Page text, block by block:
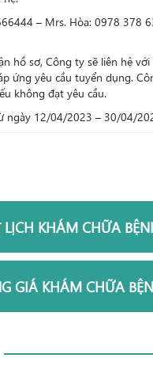
– Mrs. Hòa: 0978 378
hồ sơ, Công ty sẽ liên hệ
ứng yêu cầu tuyển dụng.
không đạt yêu cầu.
ngày 12/04/2023 – 30/04/
KHÁM CHỮA
GIÁ KHÁM CHỮA